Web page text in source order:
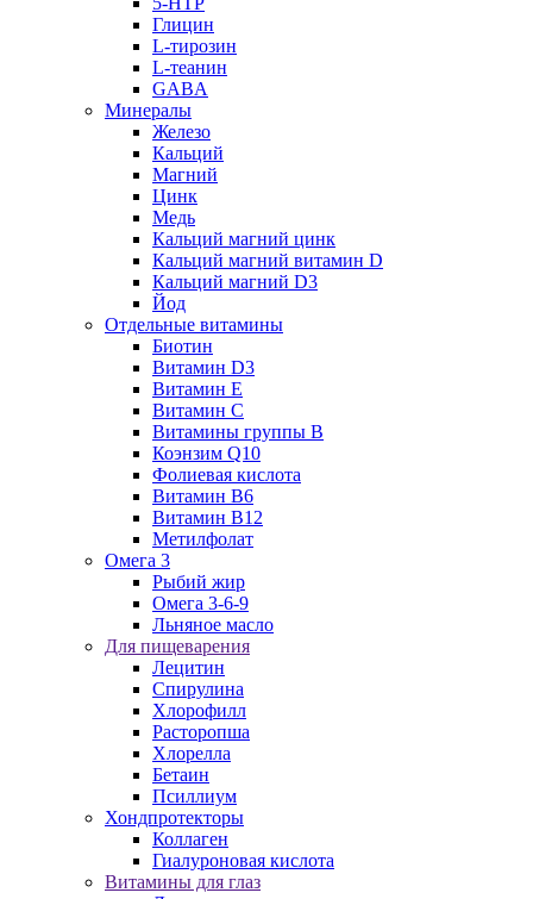
Глицин
L-тирозин
L-теанин
GABA
Минералы
Железо
Кальций
Магний
Цинк
Медь
Кальций магний цинк
Кальций магний витамин D
Кальций магний D3
Йод
Отдельные витамины
Биотин
Витамин D3
Витамин E
Витамин C
Витамины группы B
Коэнзим Q10
Фолиевая кислота
Витамин B6
Витамин B12
Метилфолат
Омега 3
Рыбий жир
Омега 3-6-9
Льняное масло
Для пищеварения
Лецитин
Спирулина
Хлорофилл
Расторопша
Хлорелла
Бетаин
Псиллиум
Хондпротекторы
Коллаген
Гиалуроновая кислота
Витамины для глаз